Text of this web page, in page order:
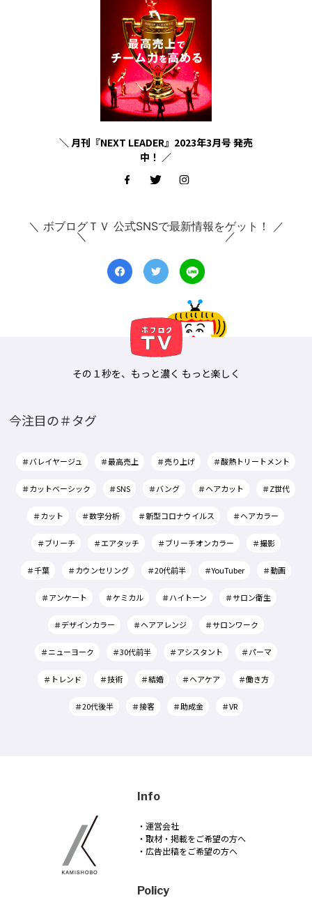
＼ 月刊『NEXT LEADER』2023年3月号 発売
中！ ／
＼ ボブログＴＶ 公式SNSで最新情報をゲット！ ／
その１秒を、もっと濃く もっと楽しく
今注目の＃タグ
＃バレイヤージュ ＃最高売上 ＃売り上げ ＃酸熱トリートメント
＃カットベーシック ＃SNS ＃バング ＃ヘアカット ＃Z世代
＃カット ＃数字分析 ＃新型コロナウイルス ＃ヘアカラー
＃ブリーチ ＃エアタッチ ＃ブリーチオンカラー ＃撮影
＃千葉 ＃カウンセリング ＃20代前半 ＃YouTuber ＃動画
＃アンケート ＃ケミカル ＃ハイトーン ＃サロン衛生
＃デザインカラー ＃ヘアアレンジ ＃サロンワーク
＃ニューヨーク ＃30代前半 ＃アシスタント ＃パーマ
＃トレンド ＃技術 ＃結婚 ＃ヘアケア ＃働き方
＃20代後半 ＃接客 ＃助成金 ＃VR
Info
・運営会社
・取材・掲載をご希望の方へ
・広告出稿をご希望の方へ
Policy